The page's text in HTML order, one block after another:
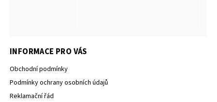
INFORMACE PRO VÁS
Obchodní podmínky
Podmínky ochrany osobních údajů
Reklamační řád